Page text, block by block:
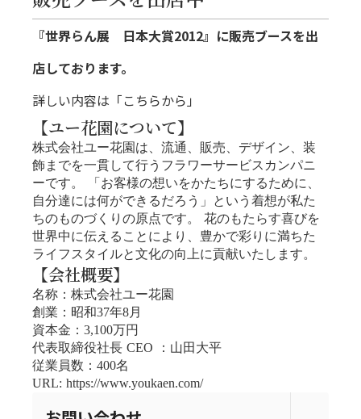
『世界らん展 日本大賞2012』に販売ブースを出
店しております。
詳しい内容は 「こちらから」
【ユー花園について】
株式会社ユー花園は、流通、販売、デザイン、装
飾までを一貫して行うフラワーサービスカンパニ
ーです。 「お客様の想いをかたちにするために、
自分達には何ができるだろう」という着想が私た
ちのものづくりの原点です。 花のもたらす喜びを
世界中に伝えることにより、豊かで彩りに満ちた
ライフスタイルと文化の向上に貢献いたします。
【会社概要】
名称：株式会社ユー花園
創業：昭和37年8月
資本金：3,100万円
代表取締役社長 CEO ：山田大平
従業員数：400名
URL: https://www.youkaen.com/